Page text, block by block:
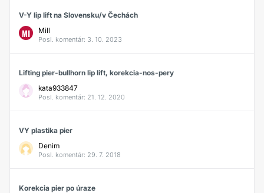
V-Y lip lift na Slovensku/v Čechách
MI Mill
Posl. komentár: 3. 10. 2023
Lifting pier-bullhorn lip lift, korekcia-nos-pery
kata933847
Posl. komentár: 21. 12. 2020
VY plastika pier
Denim
Posl. komentár: 29. 7. 2018
Korekcia pier po úraze